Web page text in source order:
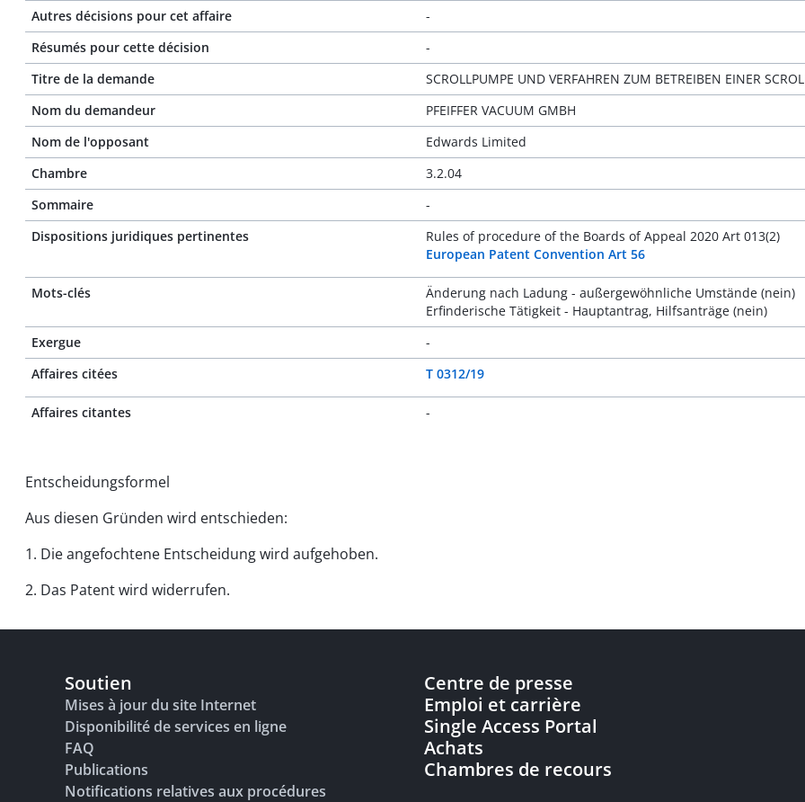
Autres décisions pour cet affaire
-
Résumés pour cette décision
-
Titre de la demande
SCROLLPUMPE UND VERFAHREN ZUM BETREIBEN EINER
Nom du demandeur
PFEIFFER VACUUM GMBH
Nom de l'opposant
Edwards Limited
Chambre
3.2.04
Sommaire
-
Dispositions juridiques pertinentes
Rules of procedure of the Boards of Appeal 2020 Art 013(2)
European Patent Convention Art 56
Mots-clés
Änderung nach Ladung - außergewöhnliche Umstände (nein)
Erfinderische Tätigkeit - Hauptantrag, Hilfsanträge (nein)
Exergue
-
Affaires citées
T 0312/19
Affaires citantes -
Entscheidungsformel
Aus diesen Gründen wird entschieden:
1. Die angefochtene Entscheidung wird aufgehoben.
2. Das Patent wird widerrufen.
Soutien
Mises à jour du site Internet
Disponibilité de services en ligne
FAQ
Publications
Notifications relatives aux procédures
Centre de presse
Emploi et carrière
Single Access Portal
Achats
Chambres de recours